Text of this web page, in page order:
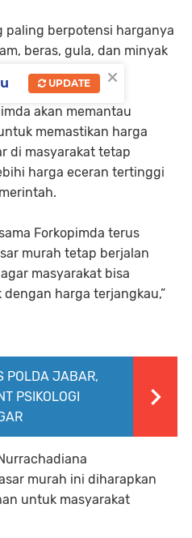
paling berpotensi harganya
beras, gula, dan minyak
akan memantau
memastikan harga
di masyarakat tetap
harga eceran tertinggi
Forkopimda terus
murah tetap berjalan
masyarakat bisa
harga terjangkau,”
POLDA JABAR,
PSIKOLOGI
murah ini diharapkan
untuk masyarakat
×
UPDATE